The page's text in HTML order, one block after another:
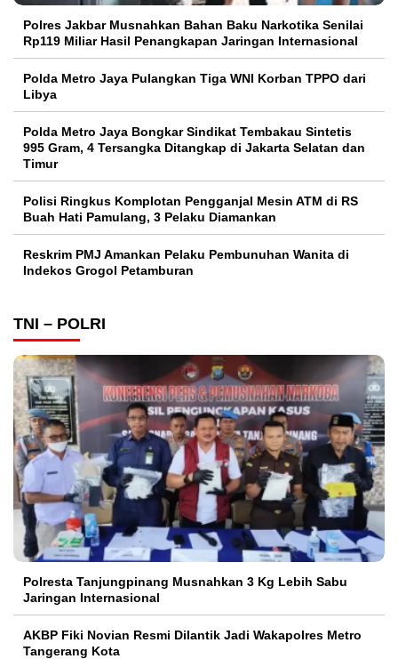
Polres Jakbar Musnahkan Bahan Baku Narkotika Senilai
Rp119 Miliar Hasil Penangkapan Jaringan Internasional
Polda Metro Jaya Pulangkan Tiga WNI Korban TPPO dari
Libya
Polda Metro Jaya Bongkar Sindikat Tembakau Sintetis
995 Gram, 4 Tersangka Ditangkap di Jakarta Selatan dan
Timur
Polisi Ringkus Komplotan Pengganjal Mesin ATM di RS
Buah Hati Pamulang, 3 Pelaku Diamankan
Reskrim PMJ Amankan Pelaku Pembunuhan Wanita di
Indekos Grogol Petamburan
TNI – POLRI
Polresta Tanjungpinang Musnahkan 3 Kg Lebih Sabu
Jaringan Internasional
AKBP Fiki Novian Resmi Dilantik Jadi Wakapolres Metro
Tangerang Kota